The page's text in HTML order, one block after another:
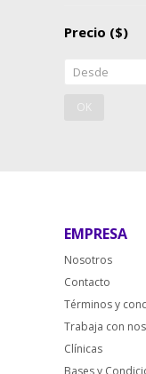
Precio ($)
OK
EMPRESA
Nosotros
Contacto
Términos y
Trabaja con
Clínicas
Bases y